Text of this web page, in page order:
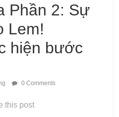
Phần 2: Sự
Lem!
hiện bước
0 Comments
this post